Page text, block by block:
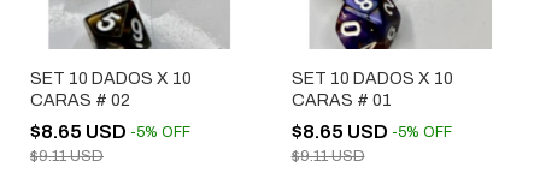
SET 10 DADOS X 10
CARAS # 02
$8.65 USD -5% OFF
$9.11 USD
SET 10 DADOS X 10
CARAS # 01
$8.65 USD -5% OFF
$9.11 USD